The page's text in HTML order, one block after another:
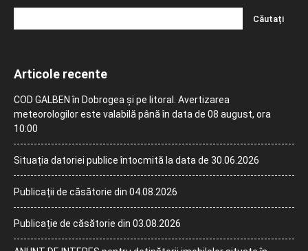
Articole recente
COD GALBEN în Dobrogea și pe litoral. Avertizarea
meteorologilor este valabilă până în data de 08 august, ora
10:00
Situația datoriei publice întocmită la data de 30.06.2026
Publicații de căsătorie din 04.08.2026
Publicație de căsătorie din 03.08.2026